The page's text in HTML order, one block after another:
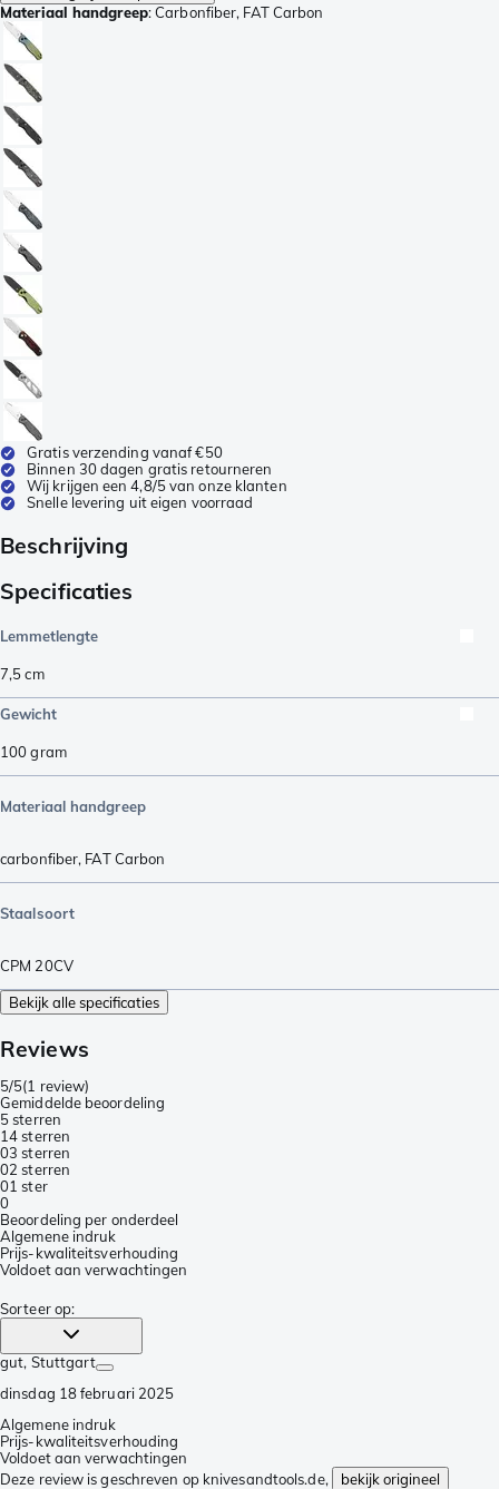
Materiaal handgreep:Carbonfiber, FAT Carbon
Gratis verzending vanaf €50
Binnen 30 dagen gratis retourneren
Wij krijgen een 4,8/5 van onze klanten
Snelle levering uit eigen voorraad
Beschrijving
Specificaties
Lemmetlengte
7,5cm
Gewicht
100gram
Materiaal handgreep
carbonfiber, FAT Carbon
Staalsoort
CPM 20CV
Bekijk alle specificaties
Reviews
5/5(1 review)
Gemiddelde beoordeling
5 sterren
14 sterren
03 sterren
02 sterren
01 ster
0
Beoordeling per onderdeel
Algemene indruk
Prijs-kwaliteitsverhouding
Voldoet aan verwachtingen
Sorteer op:
gut, Stuttgart
dinsdag 18 februari 2025
Algemene indruk
Prijs-kwaliteitsverhouding
Voldoet aan verwachtingen
Deze review is geschreven op knivesandtools.de,
bekijk origineel